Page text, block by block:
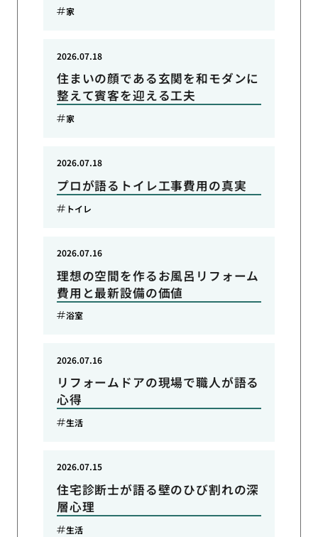
家
住まいの顔である玄関を和モダンに
整えて賓客を迎える工夫
2026.07.18
家
プロが語るトイレ工事費用の真実
2026.07.18
トイレ
理想の空間を作るお風呂リフォーム
費用と最新設備の価値
2026.07.16
浴室
リフォームドアの現場で職人が語る
心得
2026.07.16
生活
住宅診断士が語る壁のひび割れの深
層心理
2026.07.15
生活